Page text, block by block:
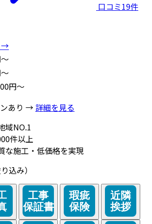
口コミ19件
→
円～
あり → 詳細を見る
域NO.1
件以上
な施工・低価格を実現
込み）